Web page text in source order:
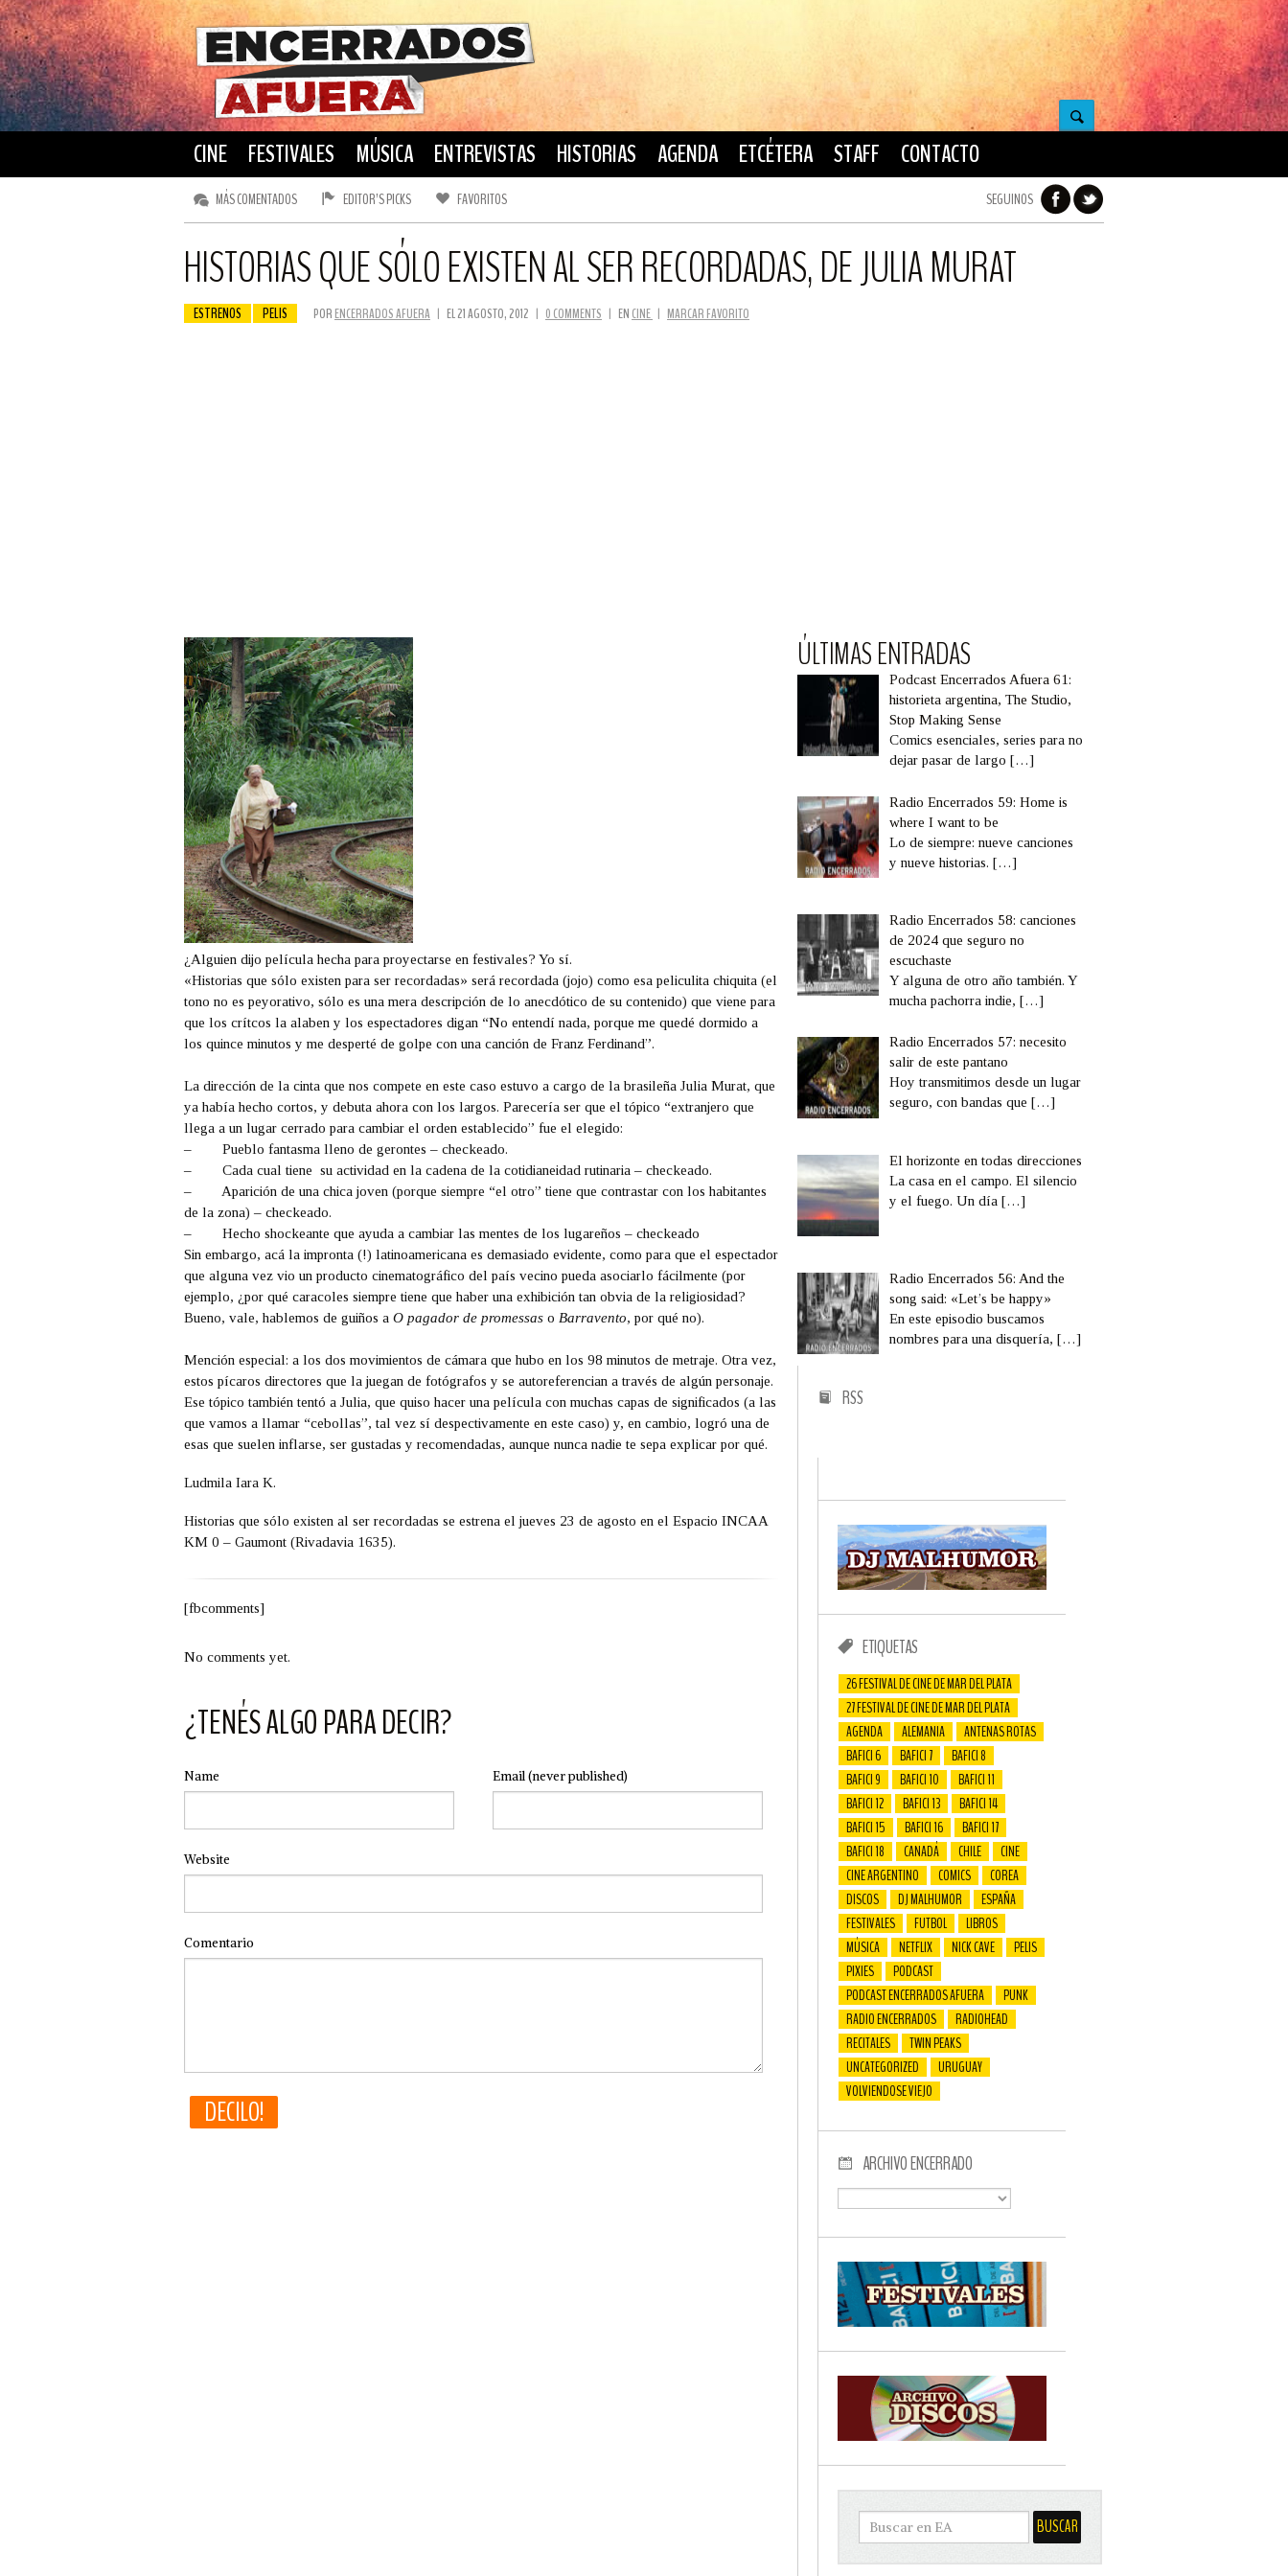
CINE FESTIVALES MÚSICA ENTREVISTAS HISTORIAS AGENDA ETCÉTERA STAFF CONTACTO
SEGUINOS
MÁS COMENTADOS EDITOR’S PICKS FAVORITOS
HISTORIAS QUE SÓLO EXISTEN AL SER RECORDADAS, DE JULIA MURAT
ESTRENOS PELIS POR ENCERRADOS AFUERA | EL 21 AGOSTO, 2012 | 0 COMMENTS | EN CINE | MARCAR FAVORITO
¿Alguien dijo película hecha para proyectarse en festivales? Yo sí.
«Historias que sólo existen para ser recordadas» será recordada (jojo) como esa peliculita chiquita (el
tono no es peyorativo, sólo es una mera descripción de lo anecdótico de su contenido) que viene para
que los crítcos la alaben y los espectadores digan “No entendí nada, porque me quedé dormido a
los quince minutos y me desperté de golpe con una canción de Franz Ferdinand”.
La dirección de la cinta que nos compete en este caso estuvo a cargo de la brasileña Julia Murat, que
ya había hecho cortos, y debuta ahora con los largos. Parecería ser que el tópico “extranjero que
llega a un lugar cerrado para cambiar el orden establecido” fue el elegido:
–
Pueblo fantasma lleno de gerontes – checkeado.
–
Cada cual tiene su actividad en la cadena de la cotidianeidad rutinaria – checkeado.
–
Aparición de una chica joven (porque siempre “el otro” tiene que contrastar con los habitantes
de la zona) – checkeado.
–
Hecho shockeante que ayuda a cambiar las mentes de los lugareños – checkeado
Sin embargo, acá la impronta (!) latinoamericana es demasiado evidente, como para que el espectador
que alguna vez vio un producto cinematográfico del país vecino pueda asociarlo fácilmente (por
ejemplo, ¿por qué caracoles siempre tiene que haber una exhibición tan obvia de la religiosidad?
Bueno, vale, hablemos de guiños a O pagador de promessas o Barravento, por qué no).
Mención especial: a los dos movimientos de cámara que hubo en los 98 minutos de metraje. Otra vez,
estos pícaros directores que la juegan de fotógrafos y se autoreferencian a través de algún personaje.
Ese tópico también tentó a Julia, que quiso hacer una película con muchas capas de significados (a las
que vamos a llamar “cebollas”, tal vez sí despectivamente en este caso) y, en cambio, logró una de
esas que suelen inflarse, ser gustadas y recomendadas, aunque nunca nadie te sepa explicar por qué.
Ludmila Iara K.
Historias que sólo existen al ser recordadas se estrena el jueves 23 de agosto en el Espacio INCAA
KM 0 – Gaumont (Rivadavia 1635).
[fbcomments]
No comments yet.
¿TENÉS ALGO PARA DECIR?
Name Email(never published)
Website
Comentario
ÚLTIMAS ENTRADAS
Podcast Encerrados Afuera 61:
historieta argentina, The Studio,
Stop Making Sense
Comics esenciales, series para no
dejar pasar de largo[…]
Radio Encerrados 59: Home is
where I want to be
Lo de siempre: nueve canciones
y nueve historias.[…]
Radio Encerrados 58: canciones
de 2024 que seguro no
escuchaste
Y alguna de otro año también. Y
mucha pachorra indie,[…]
Radio Encerrados 57: necesito
salir de este pantano
Hoy transmitimos desde un lugar
seguro, con bandas que[…]
El horizonte en todas direcciones
La casa en el campo. El silencio
y el fuego. Un día[…]
Radio Encerrados 56: And the
song said: «Let’s be happy»
En este episodio buscamos
nombres para una disquería,[…]
RSS
ETIQUETAS
26 FESTIVAL DE CINE DE MAR DEL PLATA
27 FESTIVAL DE CINE DE MAR DEL PLATA
AGENDA
ALEMANIA
ANTENAS ROTAS
BAFICI 6
BAFICI 7
BAFICI 8
BAFICI 9
BAFICI 10
BAFICI 11
BAFICI 12
BAFICI 13
BAFICI 14
BAFICI 15
BAFICI 16
BAFICI 17
BAFICI 18
CANADÁ CHILE
CINE
CINE ARGENTINO
COMICS
COREA
DISCOS
DJ MALHUMOR
ESPAÑA
FESTIVALES
FUTBOL
LIBROS
MÚSICA
NETFLIX NICK CAVE
PELIS
PIXIES
PODCAST
PODCAST ENCERRADOS AFUERA
PUNK
RADIO ENCERRADOS
RADIOHEAD
RECITALES
TWIN PEAKS
UNCATEGORIZED
URUGUAY
VOLVIENDOSE VIEJO
ARCHIVO ENCERRADO